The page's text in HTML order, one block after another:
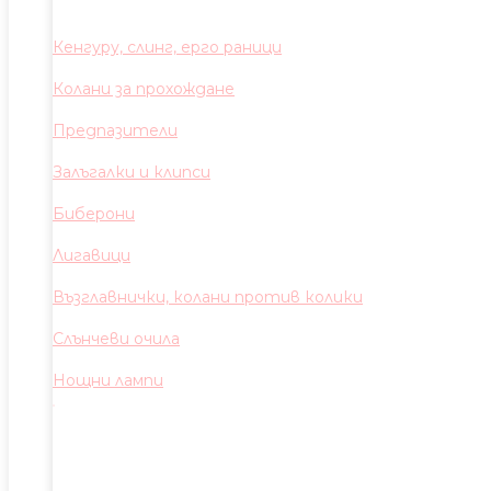
Кенгуру, слинг, ерго раници
Колани за прохождане
Предпазители
Залъгалки и клипси
Биберони
Лигавици
Възглавнички, колани против колики
Слънчеви очила
Нощни лампи